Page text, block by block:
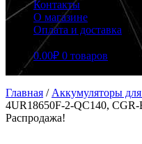
Контакты
О магазине
Оплата и доставка
0.00₽ 0 товаров
Главная / Аккумуляторы для
4UR18650F-2-QC140,
Распродажа!